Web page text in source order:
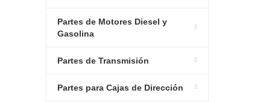
Partes de Motores Diesel y
Gasolina
Partes de Transmisión
Partes para Cajas de Dirección